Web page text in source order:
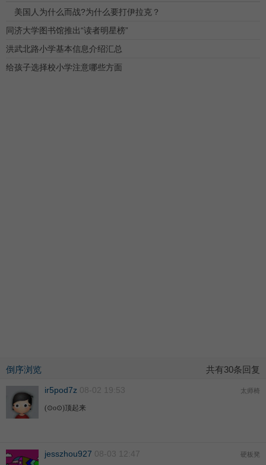
美国人为什么而战?为什么要打伊拉克？
同济大学图书馆推出“读者明星榜”
洪武北路小学基本信息介绍汇总
给孩子选择校小学注意哪些方面
倒序浏览 共有30条回复
ir5pod7z 08-02 19:53 太师椅
(⊙o⊙)顶起来
jesszhou927 08-03 12:47 硬板凳